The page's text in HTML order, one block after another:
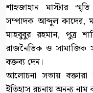
শাহজাহান মাস্টার
সম্পাদক আব্দুল কাদের,
মাহবুবুর রহমান, পুত্র
রাজনৈতিক ও সামাজিক
বক্তব্য দেন।
আলোচনা সভায় বক্তারা
ইতিহাস রচনায় অনন্য নাম